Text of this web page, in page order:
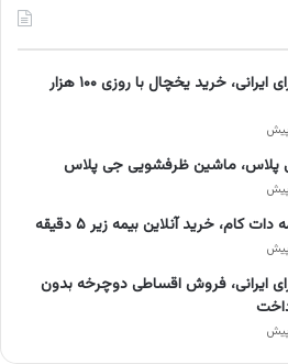
آگهی سرای ایرانی، خرید یخچال با روزی ۱۰۰ هزار
پلاس، ماشین ظرفشویی جی پلاس
کام، خرید آنلاین بیمه زیر ۵ دقیقه
ایرانی، فروش اقساطی دوچرخه بدون